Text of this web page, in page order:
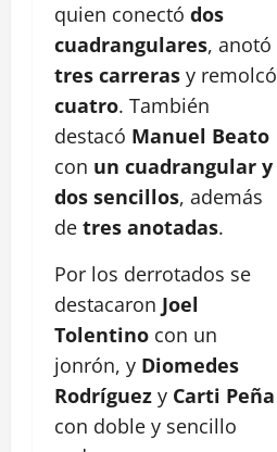
quien conectó dos
cuadrangulares, anotó
tres carreras y remolcó
cuatro. También
destacó Manuel Beato
con un cuadrangular y
dos sencillos, además
de tres anotadas.
Por los derrotados se
destacaron Joel
Tolentino con un
jonrón, y Diomedes
Rodríguez y Carti Peña
con doble y sencillo